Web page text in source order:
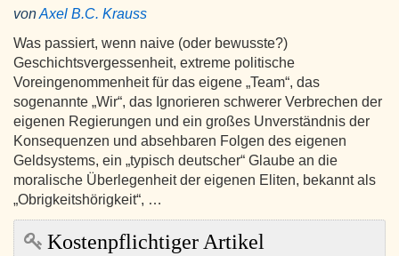
vonAxel B.C. Krauss
Was passiert, wenn naive (oder bewusste?)
Geschichtsvergessenheit, extreme politische
Voreingenommenheit für das eigene „Team“, das
sogenannte „Wir“, das Ignorieren schwerer Verbrechen der
eigenen Regierungen und ein großes Unverständnis der
Konsequenzen und absehbaren Folgen des eigenen
Geldsystems, ein „typisch deutscher“ Glaube an die
moralische Überlegenheit der eigenen Eliten, bekannt als
„Obrigkeitshörigkeit“, …
Kostenpflichtiger Artikel